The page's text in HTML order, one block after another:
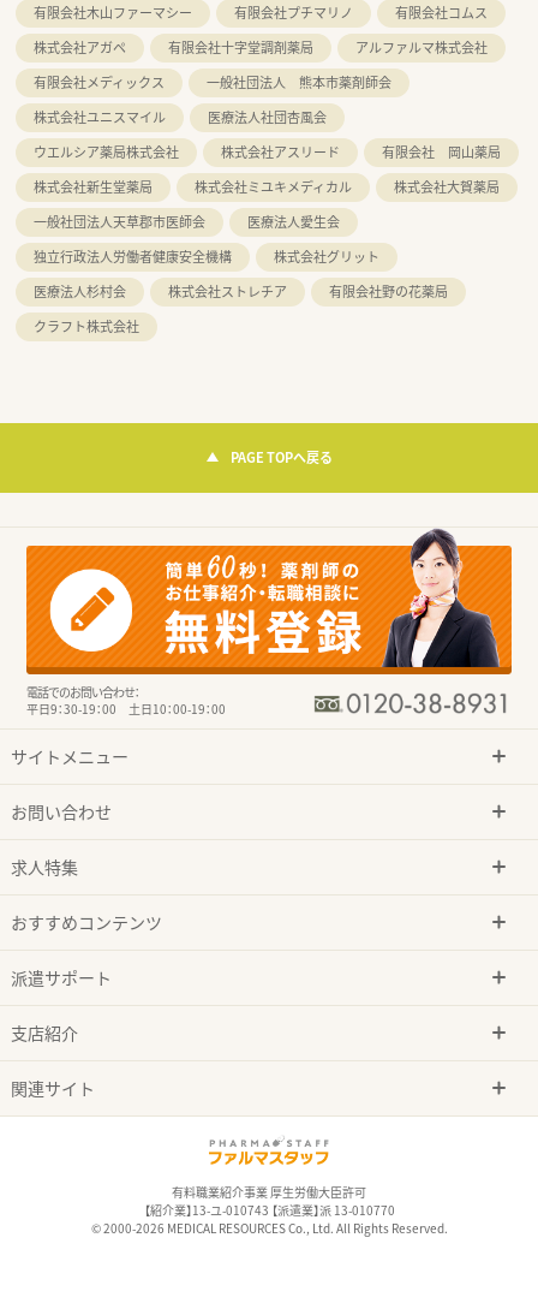
有限会社木山ファーマシー
有限会社プチマリノ
有限会社コムス
株式会社アガペ
有限会社十字堂調剤薬局
アルファルマ株式会社
有限会社メディックス
一般社団法人 熊本市薬剤師会
株式会社ユニスマイル
医療法人社団杏風会
ウエルシア薬局株式会社
株式会社アスリード
有限会社 岡山薬局
株式会社新生堂薬局
株式会社ミユキメディカル
株式会社大賀薬局
一般社団法人天草郡市医師会
医療法人愛生会
独立行政法人労働者健康安全機構
株式会社グリット
医療法人杉村会
株式会社ストレチア
有限会社野の花薬局
クラフト株式会社
PAGE TOPへ戻る
電話でのお問い合わせ：
平日9：30-19：00 土日10：00-19：00
サイトメニュー
お問い合わせ
求人特集
おすすめコンテンツ
派遣サポート
支店紹介
関連サイト
有料職業紹介事業 厚生労働大臣許可
【紹介業】13-ユ-010743 【派遣業】派 13-010770
© 2000-2026 MEDICAL RESOURCES Co., Ltd. All Rights Reserved.